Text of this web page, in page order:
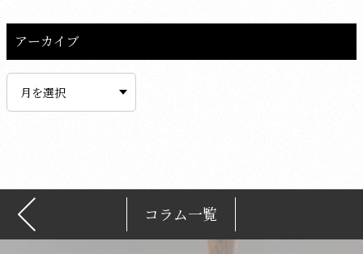
アーカイブ
イ
コラム一覧